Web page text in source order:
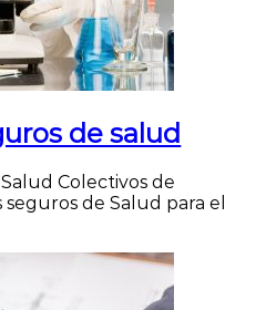
de salud
Colectivos de
de Salud para el